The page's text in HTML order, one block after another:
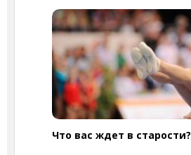
Что вас ждет в старости?